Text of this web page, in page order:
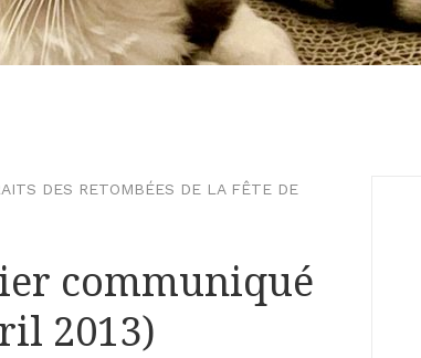
DES RETOMBÉES DE LA FÊTE DE
communiqué
2013)